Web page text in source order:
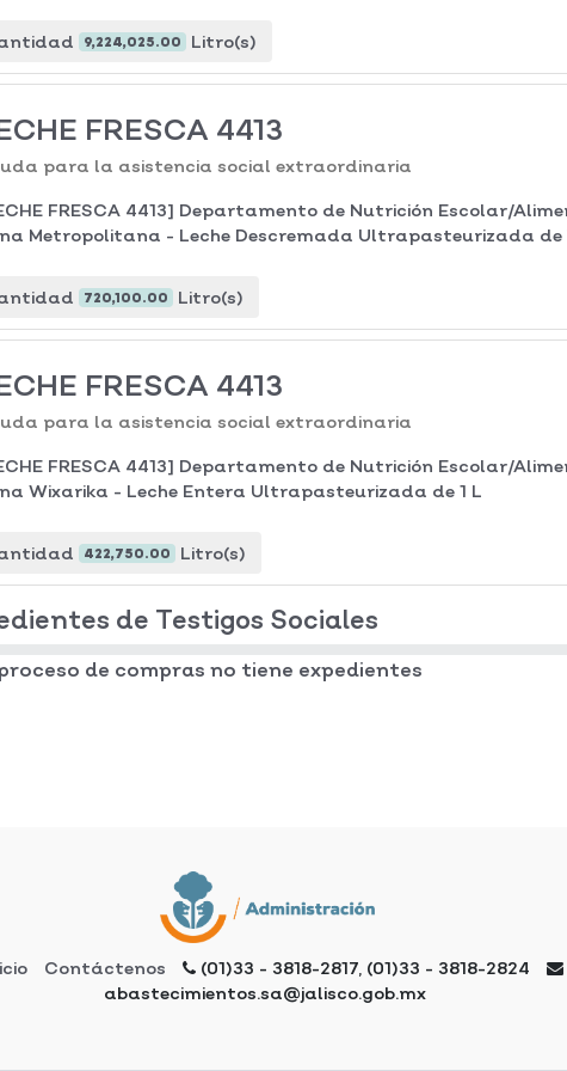
9,224,025.00 Litro(s)
FRESCA 4413
para la asistencia social extraordinaria
FRESCA 4413] Departamento de Nutrición Escolar/
Metropolitana - Leche Descremada Ultrapasteurizada de
720,100.00 Litro(s)
FRESCA 4413
para la asistencia social extraordinaria
FRESCA 4413] Departamento de Nutrición Escolar/
Wixarika - Leche Entera Ultrapasteurizada de 1 L
422,750.00 Litro(s)
de Testigos Sociales
de compras no tiene expedientes
Contáctenos
(01)33 - 3818-2817, (01)33 - 3818-2824
abastecimientos.sa@jalisco.gob.mx